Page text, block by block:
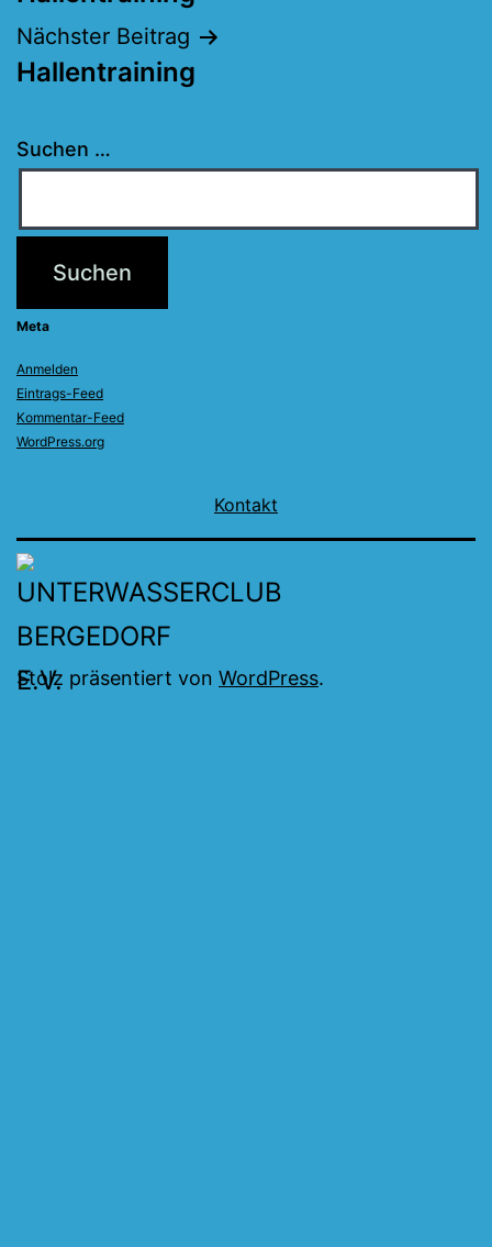
Nächster Beitrag
Hallentraining
Suchen …
Meta
Anmelden
Eintrags-Feed
Kommentar-Feed
WordPress.org
Kontakt
Stolz präsentiert von WordPress.